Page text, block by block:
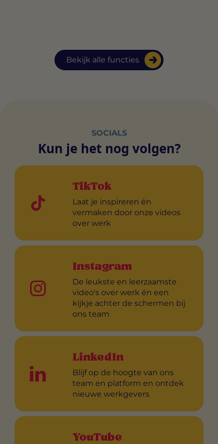
Bekijk alle functies
SOCIALS
Kun je het nog volgen?
TikTok
Laat je inspireren én
vermaken door onze videos
over werk
Instagram
De leukste en leerzaamste
video's over werk én een
kijkje achter de schermen bij
ons team
LinkedIn
Blijf op de hoogte van ons
team en platform en ontdek
nieuwe werkgevers
YouTube